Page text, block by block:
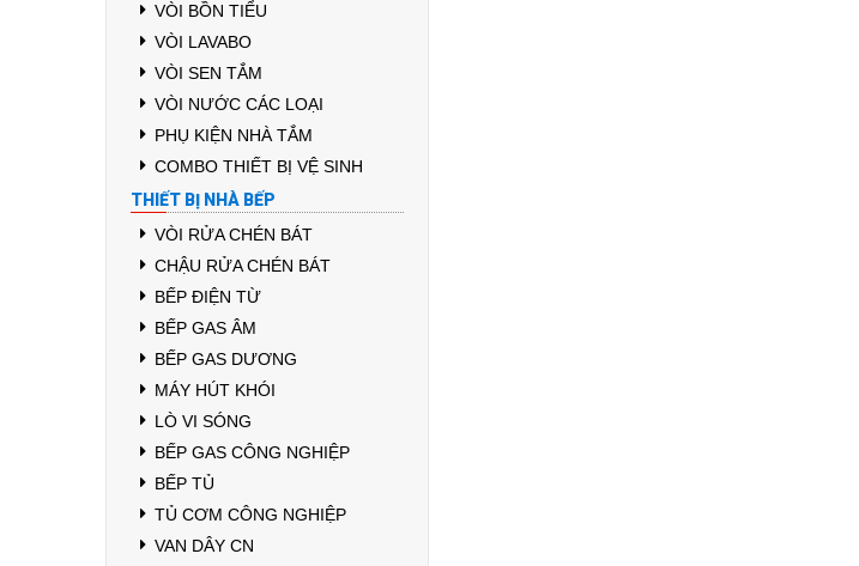
VÒI BỒN TIỂU
VÒI LAVABO
VÒI SEN TẮM
VÒI NƯỚC CÁC LOẠI
PHỤ KIỆN NHÀ TẮM
COMBO THIẾT BỊ VỆ SINH
THIẾT BỊ NHÀ BẾP
VÒI RỬA CHÉN BÁT
CHẬU RỬA CHÉN BÁT
BẾP ĐIỆN TỪ
BẾP GAS ÂM
BẾP GAS DƯƠNG
MÁY HÚT KHÓI
LÒ VI SÓNG
BẾP GAS CÔNG NGHIỆP
BẾP TỦ
TỦ CƠM CÔNG NGHIỆP
VAN DÂY CN